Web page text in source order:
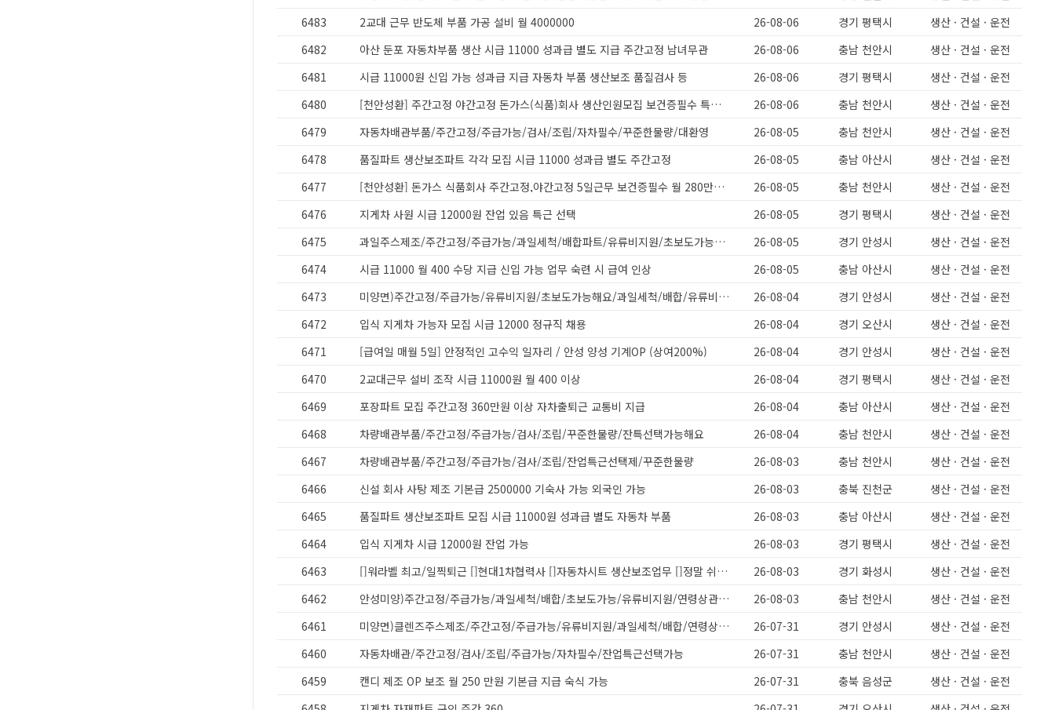
6483
2교대 근무 반도체 부품 가공 설비 월 4000000 26-08-06 경기 평택시
생산 · 건설 · 운전
6482
아산 둔포 자동차부품 생산 시급 11000 성과급 별도 지급 주간고정 남녀무관 26-08-06 충남 천안시
생산 · 건설 · 운전
6481
시급 11000원 신입 가능 성과급 지급 자동차 부품 생산보조 품질검사 등 26-08-06 경기 평택시
생산 · 건설 · 운전
6480
[천안성환] 주간고정 야간고정 돈가스(식품)회사 생산인원모집 보건증필수 특근없음 급구 330만원 26-08-06 충남 천안시
생산 · 건설 · 운전
6479
자동차배관부품/주간고정/주급가능/검사/조립/자차필수/꾸준한물량/대환영 26-08-05 충남 천안시
생산 · 건설 · 운전
6478
품질파트 생산보조파트 각각 모집 시급 11000 성과급 별도 주간고정 26-08-05 충남 아산시
생산 · 건설 · 운전
6477
[천안성환] 돈가스 식품회사 주간고정,야간고정 5일근무 보건증필수 월 280만원이상 26-08-05 충남 천안시
생산 · 건설 · 운전
6476
지게차 사원 시급 12000원 잔업 있음 특근 선택 26-08-05 경기 평택시
생산 · 건설 · 운전
6475
과일주스제조/주간고정/주급가능/과일세척/배합파트/유류비지원/초보도가능해요 26-08-05 경기 안성시
생산 · 건설 · 운전
6474
시급 11000 월 400 수당 지급 신입 가능 업무 숙련 시 급여 인상 26-08-05 충남 아산시
생산 · 건설 · 운전
6473
미양면)주간고정/주급가능/유류비지원/초보도가능해요/과일세척/배합/유류비지원 26-08-04 경기 안성시
생산 · 건설 · 운전
6472
입식 지게차 가능자 모집 시급 12000 정규직 채용 26-08-04 경기 오산시
생산 · 건설 · 운전
6471
[급여일 매월 5일] 안정적인 고수익 일자리 / 안성 양성 기계OP (상여200%) 26-08-04 경기 안성시
생산 · 건설 · 운전
6470
2교대근무 설비 조작 시급 11000원 월 400 이상 26-08-04 경기 평택시
생산 · 건설 · 운전
6469
포장파트 모집 주간고정 360만원 이상 자차출퇴근 교통비 지급 26-08-04 충남 아산시
생산 · 건설 · 운전
6468
차량배관부품/주간고정/주급가능/검사/조립/꾸준한물량/잔특선택가능해요 26-08-04 충남 천안시
생산 · 건설 · 운전
6467
차량배관부품/주간고정/주급가능/검사/조립/잔업특근선택제/꾸준한물량 26-08-03 충남 천안시
생산 · 건설 · 운전
6466
신설 회사 사탕 제조 기본급 2500000 기숙사 가능 외국인 가능 26-08-03 충북 진천군
생산 · 건설 · 운전
6465
품질파트 생산보조파트 모집 시급 11000원 성과급 별도 자동차 부품 26-08-03 충남 아산시
생산 · 건설 · 운전
6464
입식 지게차 시급 12000원 잔업 가능 26-08-03 경기 평택시
생산 · 건설 · 운전
6463
[]워라벨 최고/일찍퇴근 []현대1차협력사 []자동차시트 생산보조업무 []정말 쉬운 업무 26-08-03 경기 화성시
생산 · 건설 · 운전
6462
안성미양)주간고정/주급가능/과일세척/배합/초보도가능/유류비지원/연령상관없어요 26-08-03 충남 천안시
생산 · 건설 · 운전
6461
미양면)클렌즈주스제조/주간고정/주급가능/유류비지원/과일세척/배합/연령상관없어요 26-07-31 경기 안성시
생산 · 건설 · 운전
6460
자동차배관/주간고정/검사/조립/주급가능/자차필수/잔업특근선택가능 26-07-31 충남 천안시
생산 · 건설 · 운전
6459
캔디 제조 OP 보조 월 250 만원 기본급 지급 숙식 가능 26-07-31 충북 음성군
생산 · 건설 · 운전